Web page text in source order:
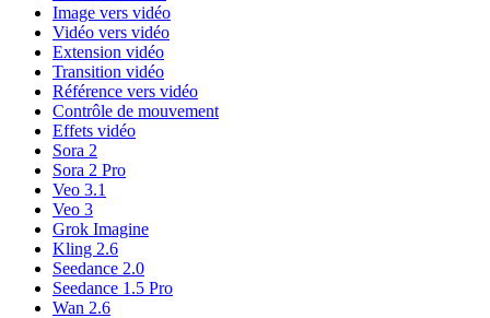
Image vers vidéo
Vidéo vers vidéo
Extension vidéo
Transition vidéo
Référence vers vidéo
Contrôle de mouvement
Effets vidéo
Sora 2
Sora 2 Pro
Veo 3.1
Veo 3
Grok Imagine
Kling 2.6
Seedance 2.0
Seedance 1.5 Pro
Wan 2.6